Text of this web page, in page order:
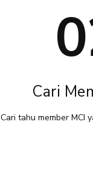
Cari
Cari tahu member MCI